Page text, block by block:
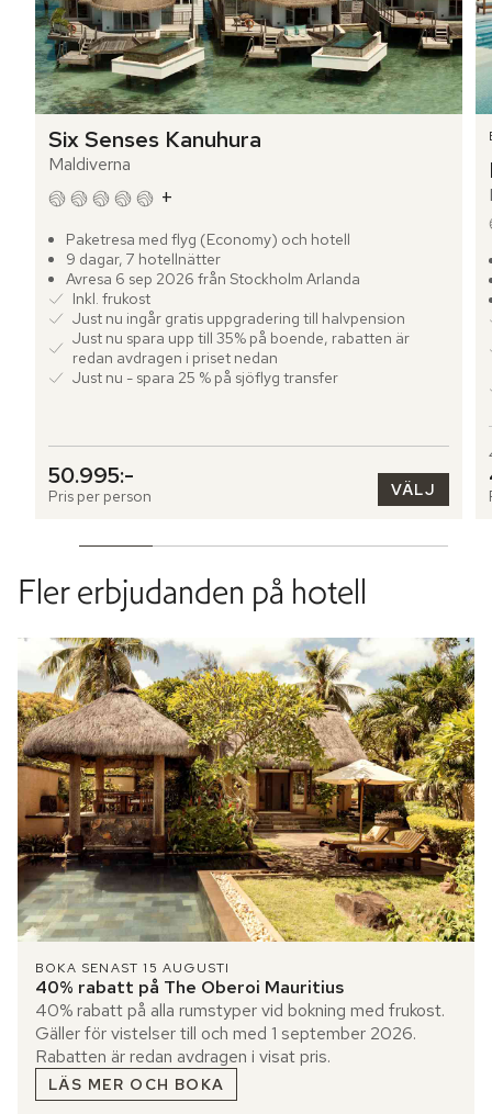
Six Senses Kanuhura
Maldiverna
+
Paketresa med flyg (Economy) och hotell
9 dagar, 7 hotellnätter
Avresa 6 sep 2026 från Stockholm Arlanda
Inkl. frukost
Just nu ingår gratis uppgradering till halvpension
Just nu spara upp till 35% på boende, rabatten är
redan avdragen i priset nedan
Just nu - spara 25 % på sjöflyg transfer
50.995:-
Pris per person VÄLJ
Fler erbjudanden på hotell
BOKA SENAST 15 AUGUSTI
40% rabatt på The Oberoi Mauritius
40% rabatt på alla rumstyper vid bokning med frukost.
Gäller för vistelser till och med 1 september 2026.
Rabatten är redan avdragen i visat pris.
LÄS MER OCH BOKA